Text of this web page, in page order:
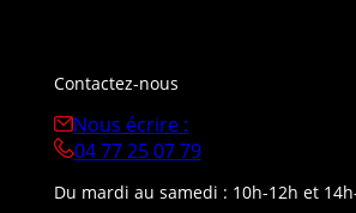
Contactez-nous
Nous écrire :
04 77 25 07 79
Du mardi au samedi : 10h-12h et